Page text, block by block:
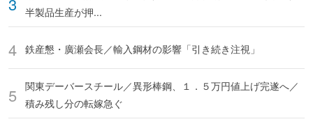
半製品生産が押...
鉄産懇・廣瀬会長／輸入鋼材の影響「引き続き注視」
関東デーバースチール／異形棒鋼、１．５万円値上げ完遂へ／
積み残し分の転嫁急ぐ